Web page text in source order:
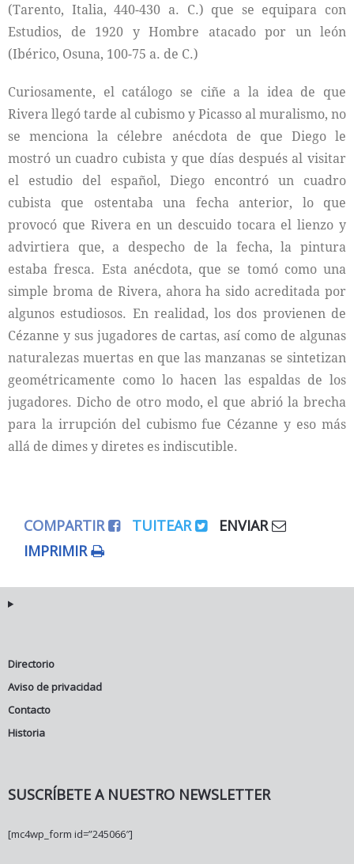
(Tarento, Italia, 440-430 a. C.) que se equipara con
Estudios, de 1920 y Hombre atacado por un león
(Ibérico, Osuna, 100-75 a. de C.)
Curiosamente, el catálogo se ciñe a la idea de que
Rivera llegó tarde al cubismo y Picasso al muralismo, no
se menciona la célebre anécdota de que Diego le
mostró un cuadro cubista y que días después al visitar
el estudio del español, Diego encontró un cuadro
cubista que ostentaba una fecha anterior, lo que
provocó que Rivera en un descuido tocara el lienzo y
advirtiera que, a despecho de la fecha, la pintura
estaba fresca. Esta anécdota, que se tomó como una
simple broma de Rivera, ahora ha sido acreditada por
algunos estudiosos. En realidad, los dos provienen de
Cézanne y sus jugadores de cartas, así como de algunas
naturalezas muertas en que las manzanas se sintetizan
geométricamente como lo hacen las espaldas de los
jugadores. Dicho de otro modo, el que abrió la brecha
para la irrupción del cubismo fue Cézanne y eso más
allá de dimes y diretes es indiscutible.
COMPARTIR TUITEAR
ENVIAR
IMPRIMIR
Directorio
Aviso de privacidad
Contacto
Historia
SUSCRÍBETE A NUESTRO NEWSLETTER
[mc4wp_form id=”245066″]